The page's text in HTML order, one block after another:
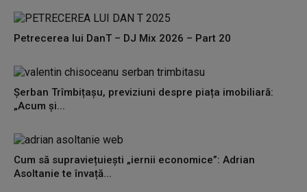
Petrecerea lui DanT – DJ Mix 2026 – Part 20
Șerban Trîmbițașu, previziuni despre piața imobiliară:
„Acum și...
Cum să supraviețuiești „iernii economice”: Adrian
Asoltanie te învață...